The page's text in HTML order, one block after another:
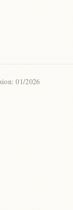
01/2026